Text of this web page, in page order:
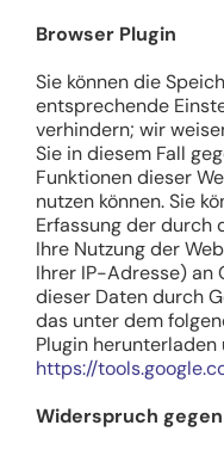
Browser Plugin
Sie können die
entsprechende
verhindern; wir
Sie in diesem Fall
Funktionen dieser
nutzen können. Sie
Erfassung der durch
Ihre Nutzung der
Ihrer IP-Adresse) an
dieser Daten durch
das unter dem
Plugin
https://
Widerspruch